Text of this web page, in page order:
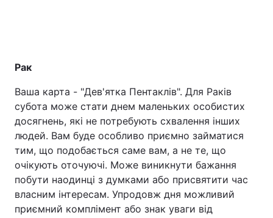
Рак
Ваша карта - "Дев'ятка Пентаклів". Для Раків
субота може стати днем маленьких особистих
досягнень, які не потребують схвалення інших
людей. Вам буде особливо приємно займатися
тим, що подобається саме вам, а не те, що
очікують оточуючі. Може виникнути бажання
побути наодинці з думками або присвятити час
власним інтересам. Упродовж дня можливий
приємний комплімент або знак уваги від